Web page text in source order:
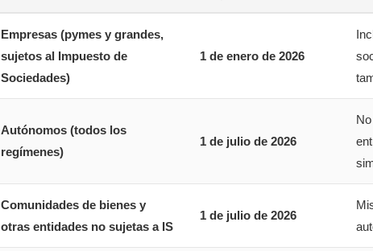
Empresas (pymes y grandes,
sujetos al Impuesto de
Sociedades)
1 de enero de 2026
Autónomos (todos los
regímenes)
1 de julio de 2026
Comunidades de bienes y
otras entidades no sujetas a IS
1 de julio de 2026